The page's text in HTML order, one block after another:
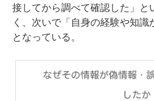
接してから調べて確認した」と
く、次いで「自身の経験や知識
となっている。